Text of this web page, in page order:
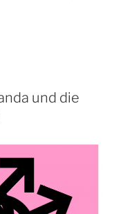
und die